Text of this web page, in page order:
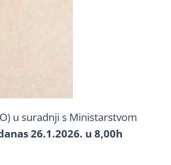
u suradnji s Ministarstvom
26.1.2026. u 8,00h